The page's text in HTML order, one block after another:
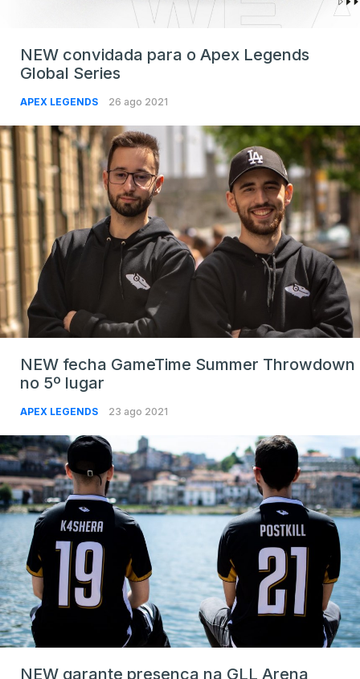
NEW convidada para o Apex Legends
Global Series
APEX LEGENDS 26 ago 2021
NEW fecha GameTime Summer Throwdown
no 5º lugar
APEX LEGENDS 23 ago 2021
NEW garante presença na GLL Arena